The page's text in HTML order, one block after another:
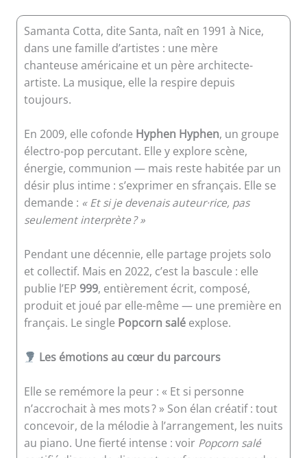
Samanta Cotta, dite Santa, naît en 1991 à Nice,
dans une famille d’artistes : une mère
chanteuse américaine et un père architecte-
artiste. La musique, elle la respire depuis
toujours.
En 2009, elle cofonde Hyphen Hyphen, un groupe
électro-pop percutant. Elle y explore scène,
énergie, communion — mais reste habitée par un
désir plus intime : s’exprimer en sfrançais. Elle se
demande : « Et si je devenais auteur·rice, pas
seulement interprète ? »
Pendant une décennie, elle partage projets solo
et collectif. Mais en 2022, c’est la bascule : elle
publie l’EP 999, entièrement écrit, composé,
produit et joué par elle-même — une première en
français. Le single Popcorn saléexplose.
Les émotions au cœur du parcours
Elle se remémore la peur : « Et si personne
n’accrochait à mes mots ? » Son élan créatif : tout
concevoir, de la mélodie à l’arrangement, les nuits
au piano. Une fierté intense : voir Popcorn salé